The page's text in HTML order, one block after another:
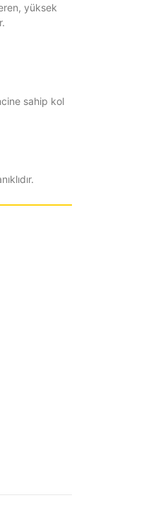
yüksek
sahip kol